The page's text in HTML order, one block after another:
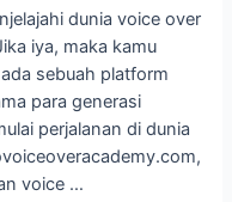
dunia voice over
iya, maka kamu
sebuah platform
para generasi
perjalanan di dunia
voice …